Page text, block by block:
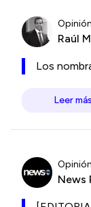
Opinión
Raúl
Los
Leer más
Opinión
News